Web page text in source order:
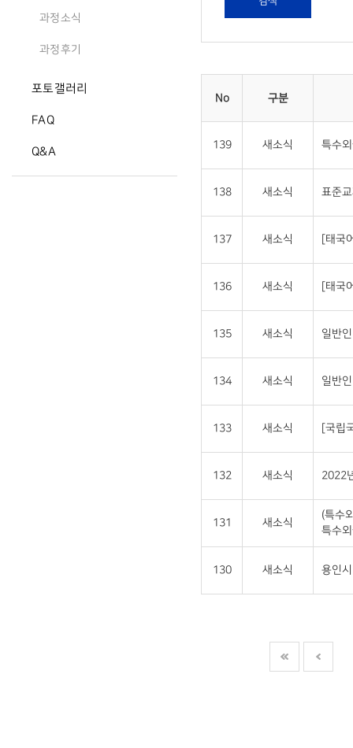
과정소식
과정후기
포토갤러리
FAQ
Q&A
No 구분
139 새소식 특수
138 새소식 표준
137 새소식 [태국
136 새소식 [태국
135 새소식 일반
134 새소식 일반
133 새소식 [국립
132 새소식 2022
131 새소식
(특수
특수
130 새소식 용인